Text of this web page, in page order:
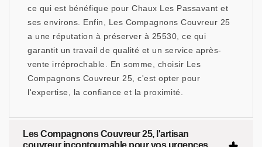
ce qui est bénéfique pour Chaux Les Passavant et
ses environs. Enfin, Les Compagnons Couvreur 25
a une réputation à préserver à 25530, ce qui
garantit un travail de qualité et un service après-
vente irréprochable. En somme, choisir Les
Compagnons Couvreur 25, c'est opter pour
l'expertise, la confiance et la proximité.
Les Compagnons Couvreur 25, l'artisan